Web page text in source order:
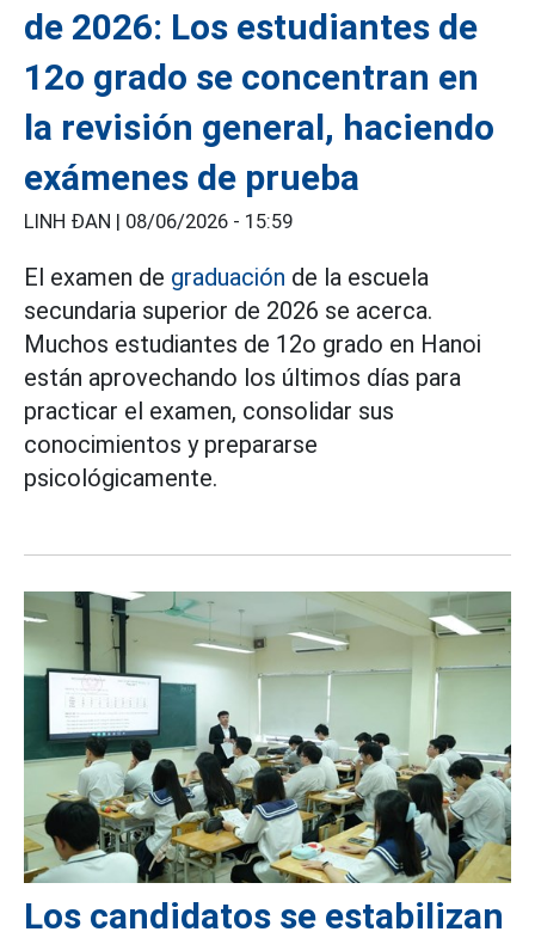
de 2026: Los estudiantes de
12o grado se concentran en
la revisión general, haciendo
exámenes de prueba
LINH ĐAN | 08/06/2026 - 15:59
El examen de graduación de la escuela
secundaria superior de 2026 se acerca.
Muchos estudiantes de 12o grado en Hanoi
están aprovechando los últimos días para
practicar el examen, consolidar sus
conocimientos y prepararse
psicológicamente.
Los candidatos se estabilizan